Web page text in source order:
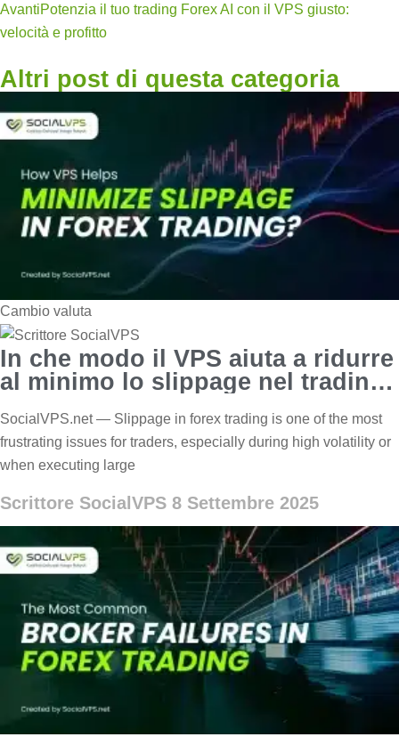
AvantiPotenzia il tuo trading Forex AI con il VPS giusto:
velocità e profitto
Altri post di questa categoria
Cambio valuta
In che modo il VPS aiuta a ridurre
al minimo lo slippage nel trading
SocialVPS.net — Slippage in forex trading is one of the most
frustrating issues for traders, especially during high volatility or
when executing large
Scrittore SocialVPS 8 Settembre 2025